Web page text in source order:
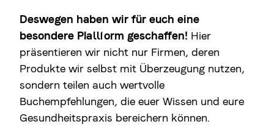
Deswegen haben wir für euch eine
besondere Plattform geschaffen! Hier
präsentieren wir nicht nur Firmen, deren
Produkte wir selbst mit Überzeugung nutzen,
sondern teilen auch wertvolle
Buchempfehlungen, die euer Wissen und eure
Gesundheitspraxis bereichern können.